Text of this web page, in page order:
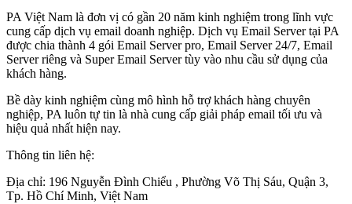
PA Việt Nam là đơn vị có gần 20 năm kinh nghiệm trong lĩnh vực
cung cấp dịch vụ email doanh nghiệp. Dịch vụ Email Server tại PA
được chia thành 4 gói Email Server pro, Email Server 24/7, Email
Server riêng và Super Email Server tùy vào nhu cầu sử dụng của
khách hàng.
Bề dày kinh nghiệm cùng mô hình hỗ trợ khách hàng chuyên
nghiệp, PA luôn tự tin là nhà cung cấp giải pháp email tối ưu và
hiệu quả nhất hiện nay.
Thông tin liên hệ:
Địa chỉ: 196 Nguyễn Đình Chiểu , Phường Võ Thị Sáu, Quận 3,
Tp. Hồ Chí Minh, Việt Nam